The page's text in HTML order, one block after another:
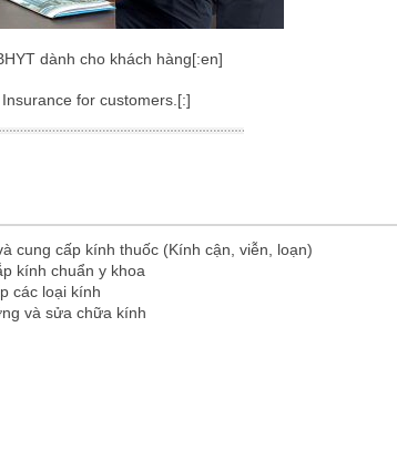
dành cho khách hàng[:en]
for customers.[:]
cung cấp kính thuốc (Kính cận, viễn, loạn)
kính chuẩn y khoa
các loại kính
và sửa chữa kính